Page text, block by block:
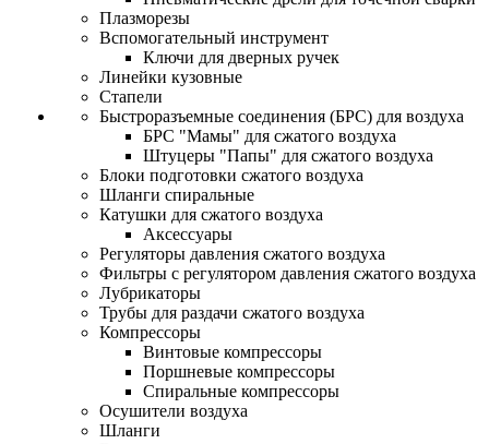
Плазморезы
Вспомогательный инструмент
Ключи для дверных ручек
Линейки кузовные
Стапели
Быстроразъемные соединения (БРС) для воздуха
БРС "Мамы" для сжатого воздуха
Штуцеры "Папы" для сжатого воздуха
Блоки подготовки сжатого воздуха
Шланги спиральные
Катушки для сжатого воздуха
Аксессуары
Регуляторы давления сжатого воздуха
Фильтры с регулятором давления сжатого воздуха
Лубрикаторы
Трубы для раздачи сжатого воздуха
Компрессоры
Винтовые компрессоры
Поршневые компрессоры
Спиральные компрессоры
Осушители воздуха
Шланги